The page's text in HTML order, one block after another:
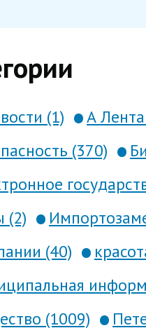
(1) А
(370)
(2)
(40)
(1009)